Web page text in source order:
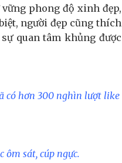
phong độ xinh đẹp,
người đẹp cũng thích
quan tâm khủng được
có hơn 300 nghìn lượt like
sát, cúp ngực.